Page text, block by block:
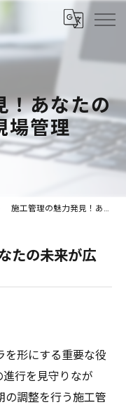
！あなたの
場管理
施工管理の魅力発見！あなたの未来が広がる現場管理
たの未来が広
を形にする重要な役
行を見守りなが
の調整を行う施工管